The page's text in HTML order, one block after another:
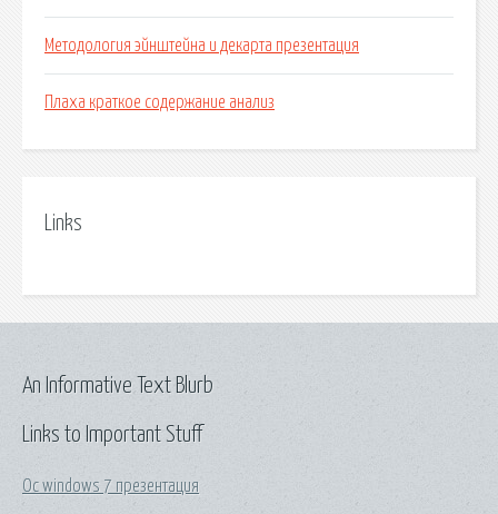
Методология эйнштейна и декарта презентация
Плаха краткое содержание анализ
Links
Links to Important Stuff
Ос windows 7 презентация
An Informative Text Blurb